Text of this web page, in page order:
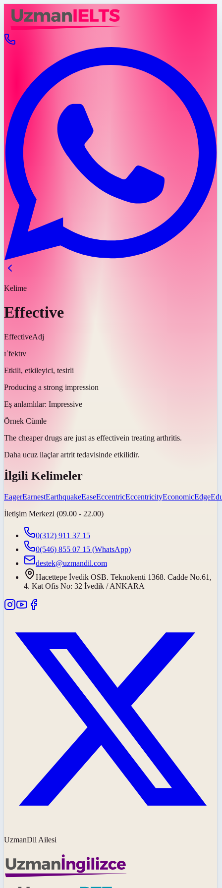
Kelime
Effective
EffectiveAdj
ɪˈfektɪv
Etkili, etkileyici, tesirli
Producing a strong impression
Eş anlamlılar: Impressive
Örnek Cümle
The cheaper drugs are just as effectivein treating arthritis.
Daha ucuz ilaçlar artrit tedavisinde etkilidir.
İlgili Kelimeler
EagerEarnestEarthquakeEaseEccentricEccentricityEconomicEdge
İletişim Merkezi (09.00 - 22.00)
0(312) 911 37 15
0(546) 855 07 15 (WhatsApp)
destek@uzmandil.com
Hacettepe İvedik OSB. Teknokenti 1368. Cadde No.61,
4. Kat Ofis No: 32 İvedik / ANKARA
UzmanDil Ailesi